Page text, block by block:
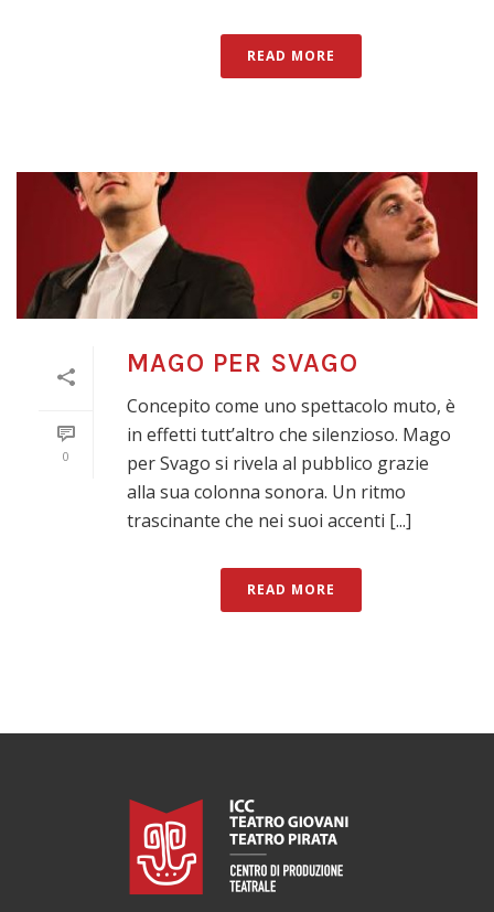
READ MORE
0
MAGO PER SVAGO
Concepito come uno spettacolo muto, è
in effetti tutt’altro che silenzioso. Mago
per Svago si rivela al pubblico grazie
alla sua colonna sonora. Un ritmo
trascinante che nei suoi accenti [...]
READ MORE